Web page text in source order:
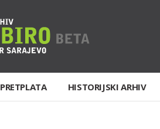
PRETPLATA HISTORIJSKI ARHIV